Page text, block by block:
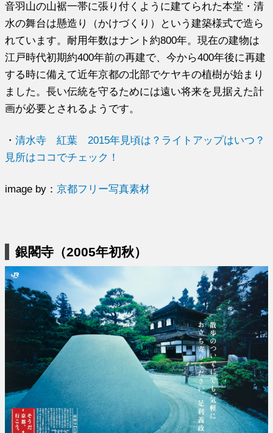
音羽山の山裾一帯に張り付くように建てられた本堂・清
水の舞台は懸造り（かけづくり）という建築様式で造ら
れています。耐用年数はナント約800年。現在の建物は
江戸時代初期約400年前の再建で、今から400年後に再建
する時に備えて近年京都の北部でケヤキの植樹が始まり
ました。長い伝統を守るためには遠い将来を見据えた計
画が必要とされるようです。
・清水寺 紅葉 2015年見頃は？ライトアップはいつ？
見所はココでチェック！
image by：京都フリー写真素材
銀閣寺（2005年初秋）